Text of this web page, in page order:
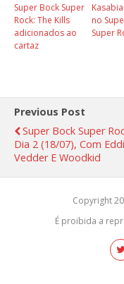
Super Bock Super
Rock: The Kills
adicionados ao
cartaz
no
Super
Previous Post
Super Bock Super
Dia 2 (18/07), Com
Vedder E Woodkid
Copyright
É proibida a